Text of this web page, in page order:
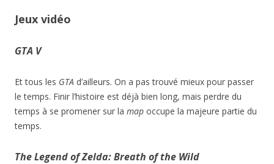
Jeux vidéo
GTA V
Et tous les GTA d’ailleurs. On a pas trouvé mieux pour passer
le temps. Finir l’histoire est déjà bien long, mais perdre du
temps à se promener sur la map occupe la majeure partie du
temps.
The Legend of Zelda: Breath of the Wild